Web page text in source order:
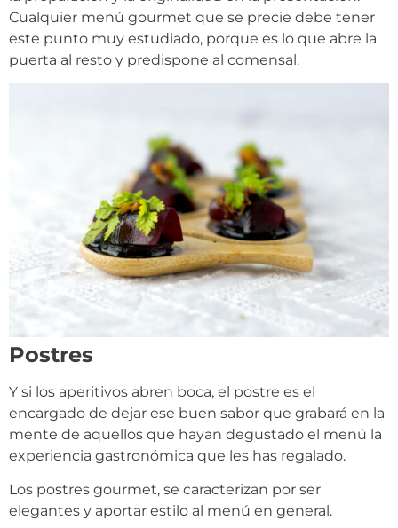
Cualquier menú gourmet que se precie debe tener
este punto muy estudiado, porque es lo que abre la
puerta al resto y predispone al comensal.
Postres
Y si los aperitivos abren boca, el postre es el
encargado de dejar ese buen sabor que grabará en la
mente de aquellos que hayan degustado el menú la
experiencia gastronómica que les has regalado.
Los postres gourmet, se caracterizan por ser
elegantes y aportar estilo al menú en general.